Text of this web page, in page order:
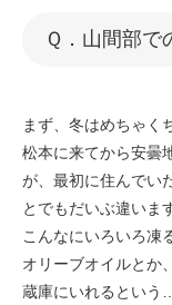
Ｑ．山間部で
まず、冬はめちゃく
松本に来てから安曇
が、最初に住んでい
とでもだいぶ違いま
こんなにいろいろ凍
オリーブオイルとか
蔵庫にいれるという…